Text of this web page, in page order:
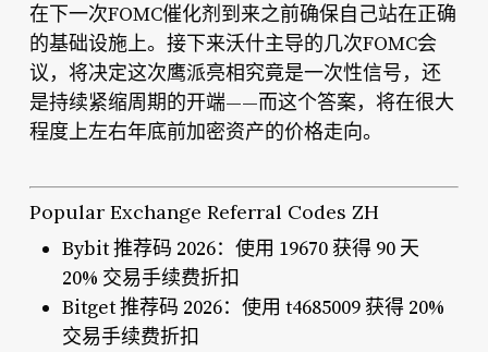
在下一次FOMC催化剂到来之前确保自己站在正确
的基础设施上。接下来沃什主导的几次FOMC会
议，将决定这次鹰派亮相究竟是一次性信号，还
是持续紧缩周期的开端——而这个答案，将在很大
程度上左右年底前加密资产的价格走向。
Popular Exchange Referral Codes ZH
Bybit 推荐码 2026：使用 19670 获得 90 天
20% 交易手续费折扣
Bitget 推荐码 2026：使用 t4685009 获得 20%
交易手续费折扣